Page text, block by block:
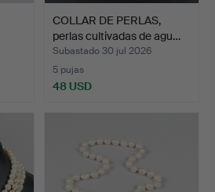
COLLAR DE PERLAS,
perlas cultivadas de agu…
Subastado 30 jul 2026
5 pujas
48 USD